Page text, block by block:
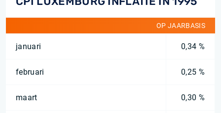
OP JAARBASIS
januari 0,34 %
februari 0,25 %
maart 0,30 %